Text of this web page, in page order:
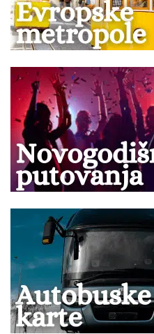
prevoznom sredstvu
od kapaciteta i tipa istog, i ne
željenog sedišta.
Ukoliko Vam ponuda za Vila
odgovara pogledajte ponudu
Vrahosu regiji Epirna